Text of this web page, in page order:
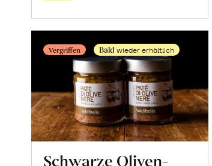
Vergriffen Bald wieder erhältlich
Schwarze Oliven-